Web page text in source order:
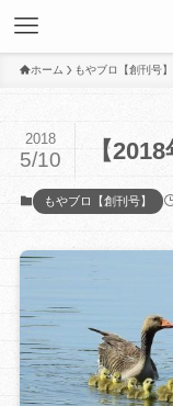
ホーム もやブロ【創刊号】
【
2018
5/10
もやブロ【創刊号】